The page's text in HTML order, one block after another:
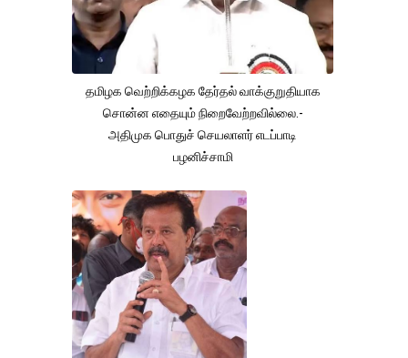
தமிழக வெற்றிக்கழக தேர்தல் வாக்குறுதியாக
சொன்ன எதையும் நிறைவேற்றவில்லை.-
அதிமுக பொதுச் செயலாளர் எடப்பாடி
பழனிச்சாமி